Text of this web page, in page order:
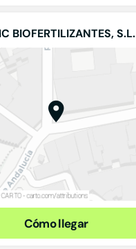
BIOFERTILIZANTES, S.L.
Cómo llegar